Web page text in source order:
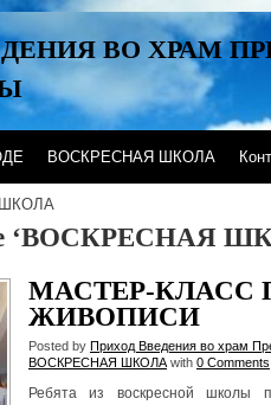
ВО ХРАМ
ВОСКРЕСНАЯ ШКОЛА
‘ВОСКРЕСНАЯ
МАСТЕР-КЛАСС
ЖИВОПИСИ
Posted by Приход Введения во храм
ВОСКРЕСНАЯ ШКОЛА with 0 Comments
Ребята из воскресной школы